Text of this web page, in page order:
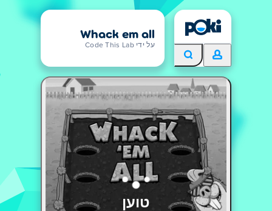
Whack em all
על ידי Code This Lab
טוען